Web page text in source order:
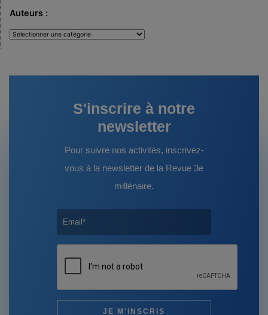
Auteurs :
Auteurs
:
S'inscrire à notre
newsletter
Pour suivre nos activités, inscrivez-
vous à la newsletter de la Revue 3e
millénaire.